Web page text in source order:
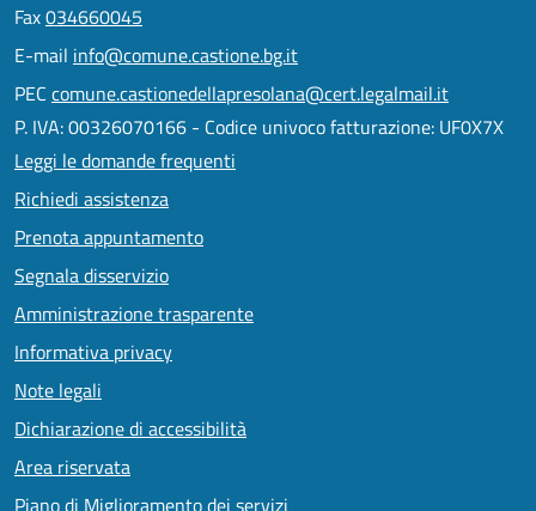
Fax034660045
E-mail info@comune.castione.bg.it
PEC comune.castionedellapresolana@cert.legalmail.it
P. IVA: 00326070166 - Codice univoco fatturazione: UF0X7X
Leggi le domande frequenti
Richiedi assistenza
Prenota appuntamento
Segnala disservizio
Amministrazione trasparente
Informativa privacy
Note legali
Dichiarazione di accessibilità
Area riservata
Piano di Miglioramento dei servizi